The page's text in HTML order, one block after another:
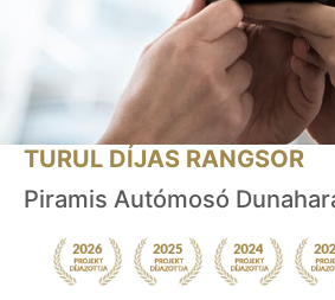
TURUL DÍJAS RANGSOR
Piramis Autómosó